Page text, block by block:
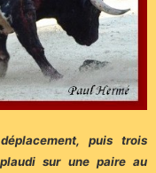
puis trois
sur une paire au